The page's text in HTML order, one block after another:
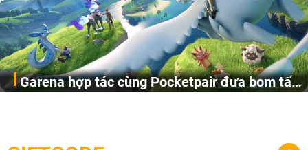
Garena hợp tác cùng Pocketpair đưa bom tấn
cầu, theo giấy phép chính thức từ công ty game Nhật Bản